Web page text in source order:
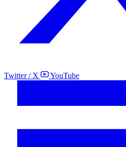
Twitter / X YouTube